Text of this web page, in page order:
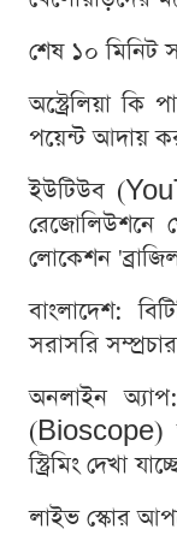
শেষ ১০ মিনিট
অস্ট্রেলিয়া কি
পয়েন্ট আদায়
ইউটিউব
রেজোলিউশনে
লোকেশন
বাংলাদেশ:
সরাসরি
অনলাইন
(Bioscope)
স্ট্রিমিং দেখা
লাইভ স্কোর